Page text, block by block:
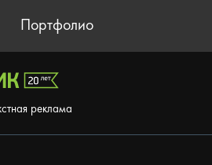
Портфолио
реклама